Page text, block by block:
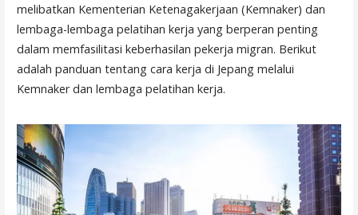
melibatkan Kementerian Ketenagakerjaan (Kemnaker) dan
lembaga-lembaga pelatihan kerja yang berperan penting
dalam memfasilitasi keberhasilan pekerja migran. Berikut
adalah panduan tentang cara kerja di Jepang melalui
Kemnaker dan lembaga pelatihan kerja.